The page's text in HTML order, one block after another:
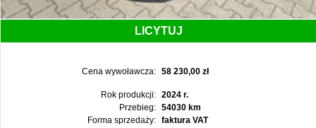
LICYTUJ
Cena wywoławcza: 58 230,00 zł
Rok produkcji:
2024 r.
Przebieg:
54030 km
Forma sprzedaży:
faktura VAT